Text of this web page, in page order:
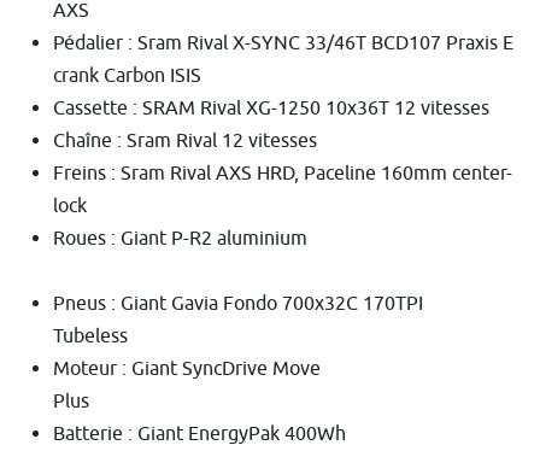
AXS
Pédalier : Sram Rival X-SYNC 33/46T BCD107 Praxis E
crank Carbon ISIS
Cassette : SRAM Rival XG-1250 10x36T 12 vitesses
Chaîne : Sram Rival 12 vitesses
Freins : Sram Rival AXS HRD, Paceline 160mm center-
lock
Roues : Giant P-R2 aluminium
Pneus : Giant Gavia Fondo 700x32C 170TPI
Tubeless
Moteur : Giant SyncDrive Move
Plus
Batterie : Giant EnergyPak 400Wh